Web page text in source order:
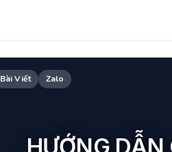
Bài Viết Zalo
HƯỚNG